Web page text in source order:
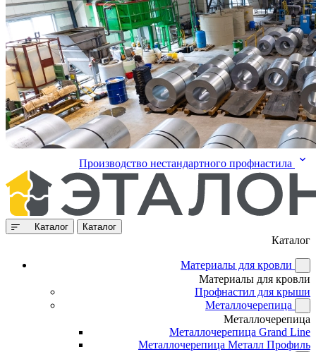
Производство нестандартного профнастила
Каталог Каталог
Каталог
Материалы для кровли
Материалы для кровли
Профнастил для крыши
Металлочерепица
Металлочерепица
Металлочерепица Grand Line
Металлочерепица Металл Профиль